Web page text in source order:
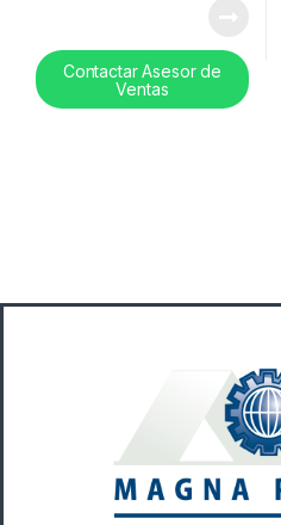
Contactar Asesor de
Ventas